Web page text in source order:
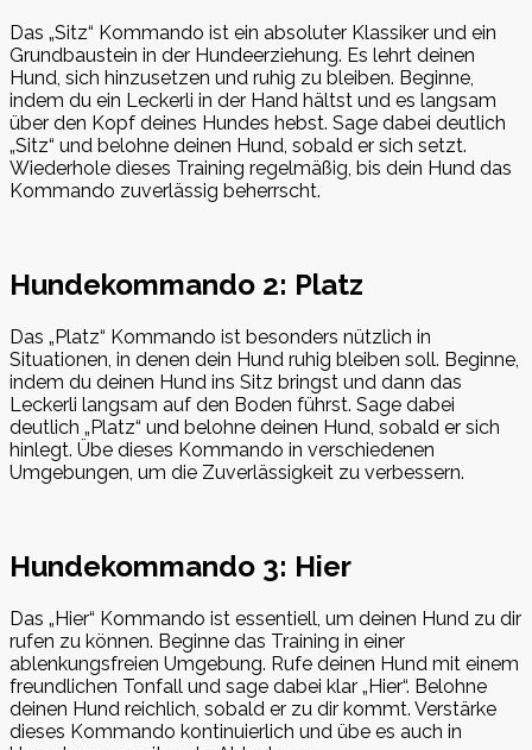
Das „Sitz“ Kommando ist ein absoluter Klassiker und ein
Grundbaustein in der Hundeerziehung. Es lehrt deinen
Hund, sich hinzusetzen und ruhig zu bleiben. Beginne,
indem du ein Leckerli in der Hand hältst und es langsam
über den Kopf deines Hundes hebst. Sage dabei deutlich
„Sitz“ und belohne deinen Hund, sobald er sich setzt.
Wiederhole dieses Training regelmäßig, bis dein Hund das
Kommando zuverlässig beherrscht.
Hundekommando 2: Platz
Das „Platz“ Kommando ist besonders nützlich in
Situationen, in denen dein Hund ruhig bleiben soll. Beginne,
indem du deinen Hund ins Sitz bringst und dann das
Leckerli langsam auf den Boden führst. Sage dabei
deutlich „Platz“ und belohne deinen Hund, sobald er sich
hinlegt. Übe dieses Kommando in verschiedenen
Umgebungen, um die Zuverlässigkeit zu verbessern.
Hundekommando 3: Hier
Das „Hier“ Kommando ist essentiell, um deinen Hund zu dir
rufen zu können. Beginne das Training in einer
ablenkungsfreien Umgebung. Rufe deinen Hund mit einem
freundlichen Tonfall und sage dabei klar „Hier“. Belohne
deinen Hund reichlich, sobald er zu dir kommt. Verstärke
dieses Kommando kontinuierlich und übe es auch in